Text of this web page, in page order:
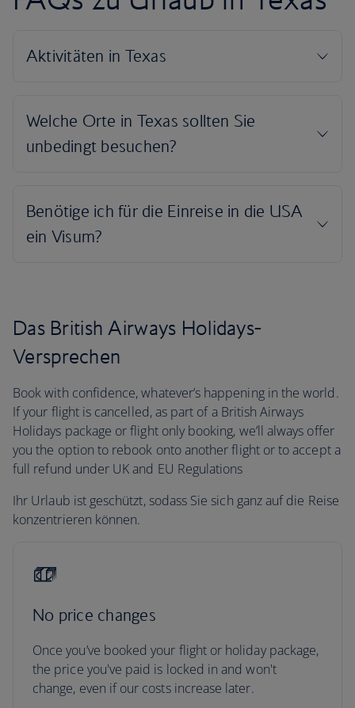
Das British Airways Holidays-
Versprechen
Book with confidence, whatever’s happening in the world.
If your flight is cancelled, as part of a British Airways
Holidays package or flight only booking, we’ll always offer
you the option to rebook onto another flight or to accept a
full refund under UK and EU Regulations
Ihr Urlaub ist geschützt, sodass Sie sich ganz auf die Reise
konzentrieren können.
No price changes
Once you’ve booked your flight or holiday package,
the price you've paid is locked in and won't
change, even if our costs increase later.